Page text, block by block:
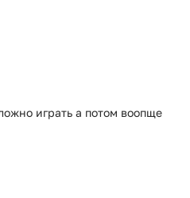
играть а потом воопще